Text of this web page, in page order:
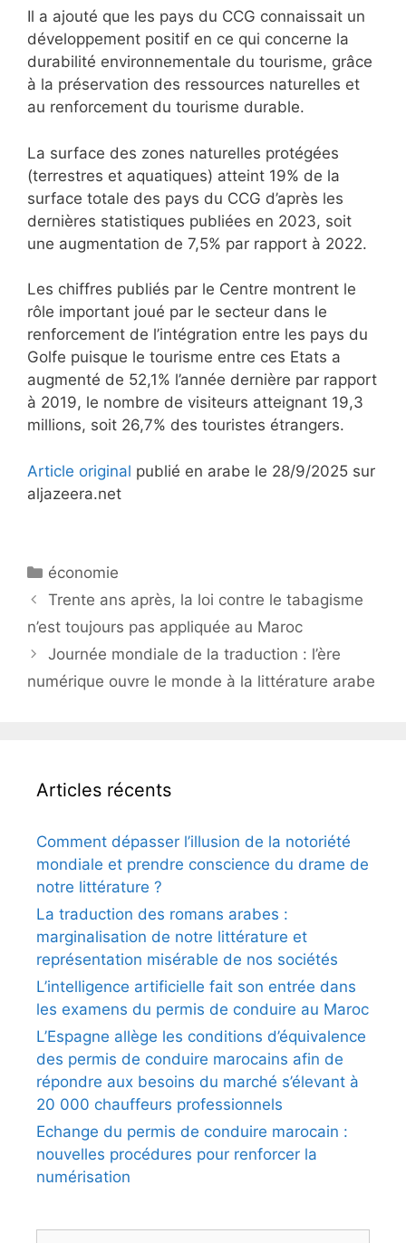
Il a ajouté que les pays du CCG connaissait un
développement positif en ce qui concerne la
durabilité environnementale du tourisme, grâce
à la préservation des ressources naturelles et
au renforcement du tourisme durable.
La surface des zones naturelles protégées
(terrestres et aquatiques) atteint 19% de la
surface totale des pays du CCG d’après les
dernières statistiques publiées en 2023, soit
une augmentation de 7,5% par rapport à 2022.
Les chiffres publiés par le Centre montrent le
rôle important joué par le secteur dans le
renforcement de l’intégration entre les pays du
Golfe puisque le tourisme entre ces Etats a
augmenté de 52,1% l’année dernière par rapport
à 2019, le nombre de visiteurs atteignant 19,3
millions, soit 26,7% des touristes étrangers.
Article original publié en arabe le 28/9/2025 sur
aljazeera.net
Catégories
économie
Trente ans après, la loi contre le tabagisme
n’est toujours pas appliquée au Maroc
Journée mondiale de la traduction : l’ère
numérique ouvre le monde à la littérature arabe
Articles récents
Comment dépasser l’illusion de la notoriété
mondiale et prendre conscience du drame de
notre littérature ?
La traduction des romans arabes :
marginalisation de notre littérature et
représentation misérable de nos sociétés
L’intelligence artificielle fait son entrée dans
les examens du permis de conduire au Maroc
L’Espagne allège les conditions d’équivalence
des permis de conduire marocains afin de
répondre aux besoins du marché s’élevant à
20 000 chauffeurs professionnels
Echange du permis de conduire marocain :
nouvelles procédures pour renforcer la
numérisation